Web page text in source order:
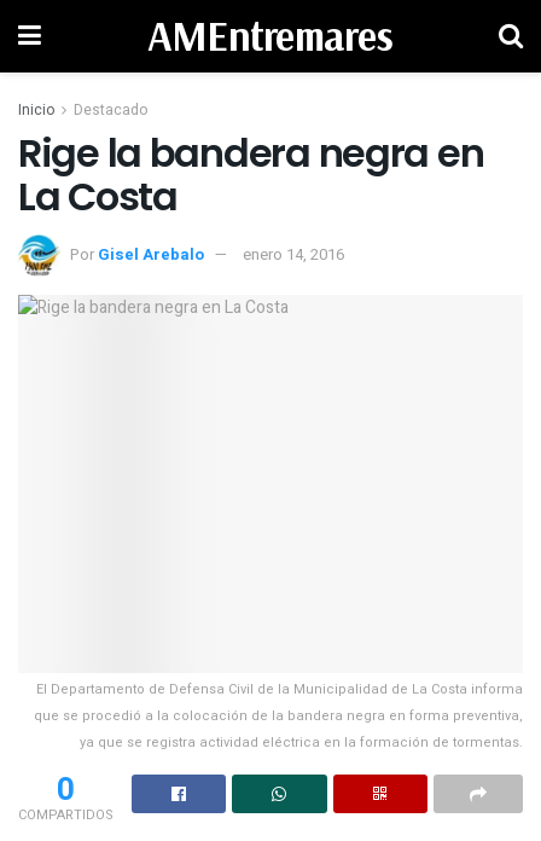
AMEntremares
Inicio Destacado
Rige la bandera negra en
La Costa
Por Gisel Arebalo enero 14, 2016
El Departamento de Defensa Civil de la Municipalidad de La Costa informa
que se procedió a la colocación de la bandera negra en forma preventiva,
ya que se registra actividad eléctrica en la formación de tormentas.
0
COMPARTIDOS